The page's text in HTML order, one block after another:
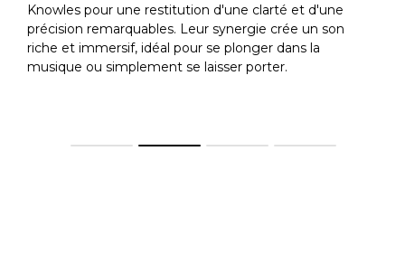
Knowles pour une restitution d'une clarté et d'une
précision remarquables. Leur synergie crée un son
riche et immersif, idéal pour se plonger dans la
musique ou simplement se laisser porter.